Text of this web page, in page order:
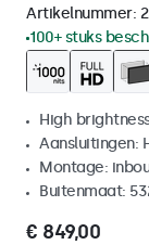
Artikelnummer:
100+ stuks
High
Aansluitingen:
Montage:
Buitenmaat:
€ 849,00